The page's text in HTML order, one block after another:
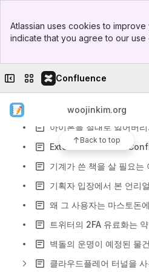
Top Bar
Sidebar
Atlassian uses cookies to
indicate that you agree to our
Collapse sidebar
Switch sites or apps
Confluence
woojinkim.org
Back to top
글 쓰는 날 소개